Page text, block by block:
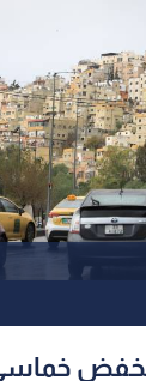
خماسي